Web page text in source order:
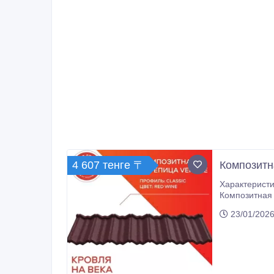
4 607 тенге 〒
Композитная черепица Vektile —
23/01/